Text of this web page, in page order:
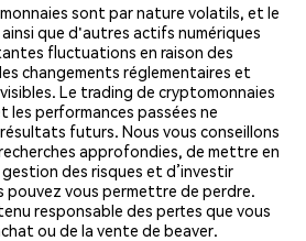
sont par nature volatils, et le
ainsi que d'autres actifs numériques
fluctuations en raison des
changements réglementaires et
Le trading de cryptomonnaies
les performances passées ne
futurs. Nous vous conseillons
approfondies, de mettre en
des risques et d’investir
pouvez vous permettre de perdre.
responsable des pertes que vous
ou de la vente de beaver.